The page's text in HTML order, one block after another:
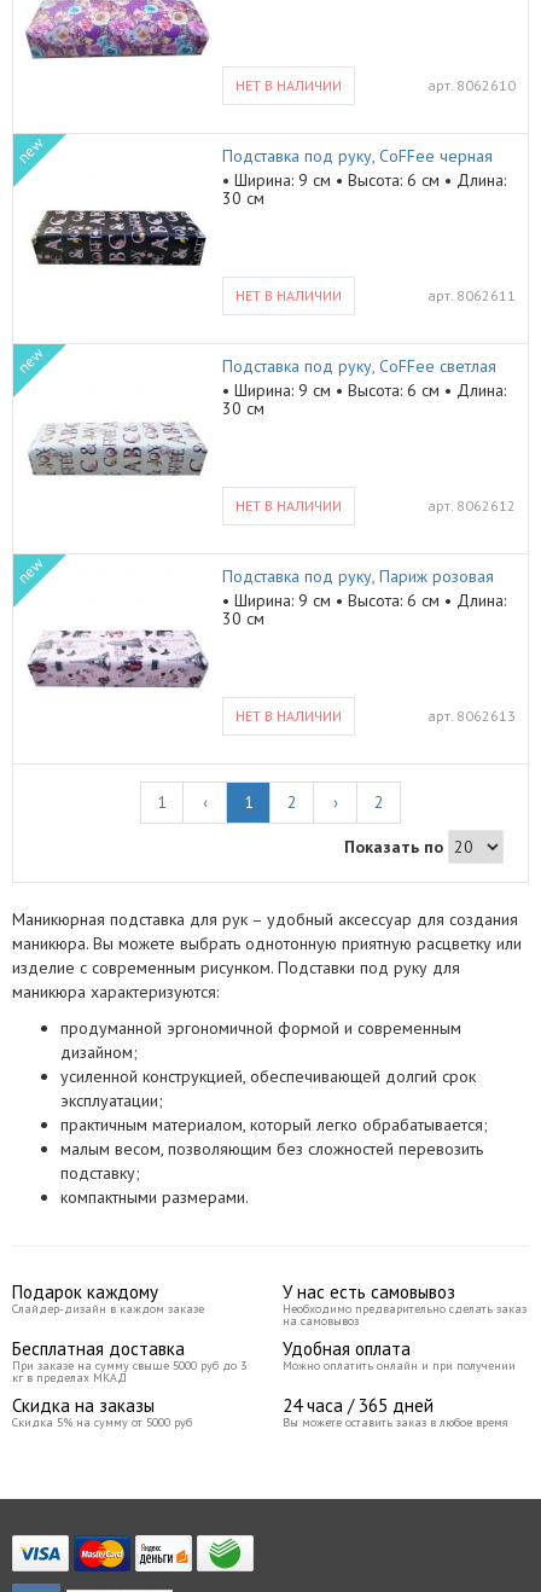
НЕТ В НАЛИЧИИ арт. 8062610
new
Подставка под руку, CoFFee черная
• Ширина: 9 см • Высота: 6 см • Длина:
30 см
НЕТ В НАЛИЧИИ арт. 8062611
new
Подставка под руку, CoFFee светлая
• Ширина: 9 см • Высота: 6 см • Длина:
30 см
НЕТ В НАЛИЧИИ арт. 8062612
new
Подставка под руку, Париж розовая
• Ширина: 9 см • Высота: 6 см • Длина:
30 см
НЕТ В НАЛИЧИИ арт. 8062613
1 ‹ 1 2 › 2
Показать по
Маникюрная подставка для рук – удобный аксессуар для создания
маникюра. Вы можете выбрать однотонную приятную расцветку или
изделие с современным рисунком. Подставки под руку для
маникюра характеризуются:
продуманной эргономичной формой и современным
дизайном;
усиленной конструкцией, обеспечивающей долгий срок
эксплуатации;
практичным материалом, который легко обрабатывается;
малым весом, позволяющим без сложностей перевозить
подставку;
компактными размерами.
Подарок каждому
Слайдер-дизайн в каждом заказе
У нас есть самовывоз
Необходимо предварительно сделать заказ
на самовывоз
Бесплатная доставка
При заказе на сумму свыше 5000 руб до 3
кг в пределах МКАД
Удобная оплата
Можно оплатить онлайн и при получении
Скидка на заказы
Скидка 5% на сумму от 5000 руб
24 часа / 365 дней
Вы можете оставить заказ в любое время